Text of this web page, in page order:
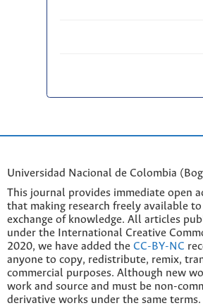
Universidad Nacional de Colombia
This journal provides immediate open
that making research freely available
exchange of knowledge. All articles
under the International Creative
2020, we have added the CC-BY-NC
anyone to copy, redistribute, remix,
commercial purposes. Although new
work and source and must be non-
derivative works under the same terms.